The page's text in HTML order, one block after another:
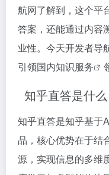
航网了解到，这个平
答案，还能通过内容
业性。今天开发者导
引领国内知识服务
知乎直答是什么
知乎直答是知乎基于
品，核心优势在于结
源，实现信息的多维